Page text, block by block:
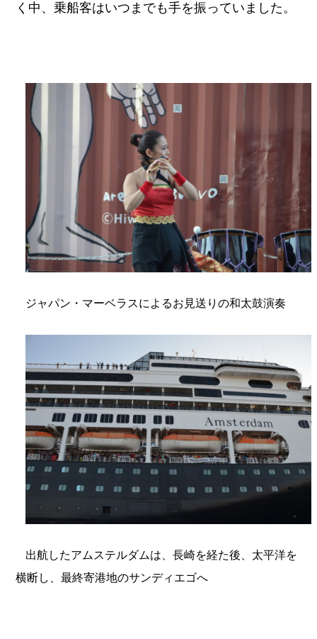
く中、乗船客はいつまでも手を振っていました。
ジャパン・マーベラスによるお見送りの和太鼓演奏
出航したアムステルダムは、長崎を経た後、太平洋を
横断し、最終寄港地のサンディエゴへ